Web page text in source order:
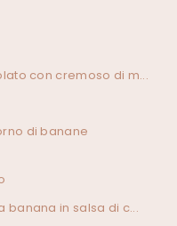
con cremoso di m...
di banane
banana in salsa di c...